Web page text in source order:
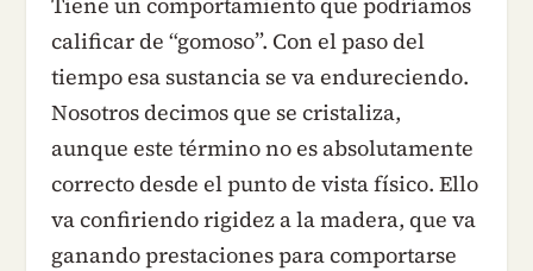
calificar de “gomoso”. Con el paso del
tiempo esa sustancia se va endureciendo.
Nosotros decimos que se cristaliza,
aunque este término no es absolutamente
correcto desde el punto de vista físico. Ello
va confiriendo rigidez a la madera, que va
ganando prestaciones para comportarse